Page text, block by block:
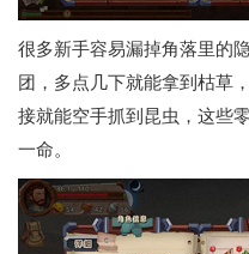
很多新手容易漏掉角落里的
团，多点几下就能拿到枯草
接就能空手抓到昆虫，这些
一命。